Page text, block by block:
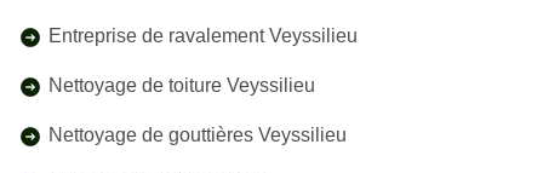
Entreprise de ravalement Veyssilieu
Nettoyage de toiture Veyssilieu
Nettoyage de gouttières Veyssilieu